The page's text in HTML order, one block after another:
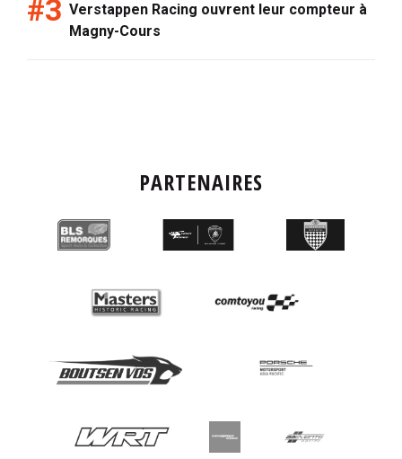
Verstappen Racing ouvrent leur compteur à
Magny-Cours
PARTENAIRES